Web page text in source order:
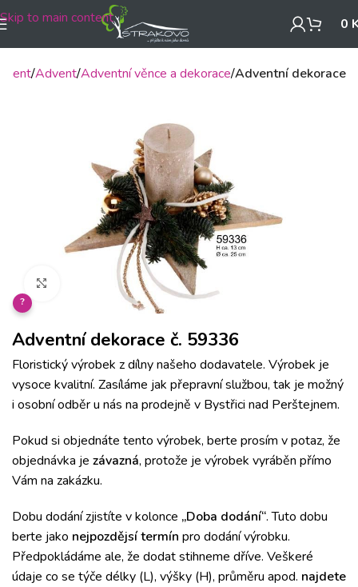
Skip to main content 0
Advent Adventní věnce a dekorace Adventní dekorace
Klikněte pro zvětšení
?
Adventní dekorace č. 59336
Floristický výrobek z dílny našeho dodavatele. Výrobek je
vysoce kvalitní. Zasíláme jak přepravní službou, tak je možný
i osobní odběr u nás na prodejně v Bystřici nad Perštejnem.
Pokud si objednáte tento výrobek, berte prosím v potaz, že
objednávka je závazná, protože je výrobek vyráběn přímo
Vám na zakázku.
Dobu dodání zjistíte v kolonce „Doba dodání“. Tuto dobu
berte jako nejpozdějsí termín pro dodání výrobku.
Předpokládáme ale, že dodat stihneme dříve. Veškeré
údaje co se týče délky (L), výšky (H), průměru apod. najdete